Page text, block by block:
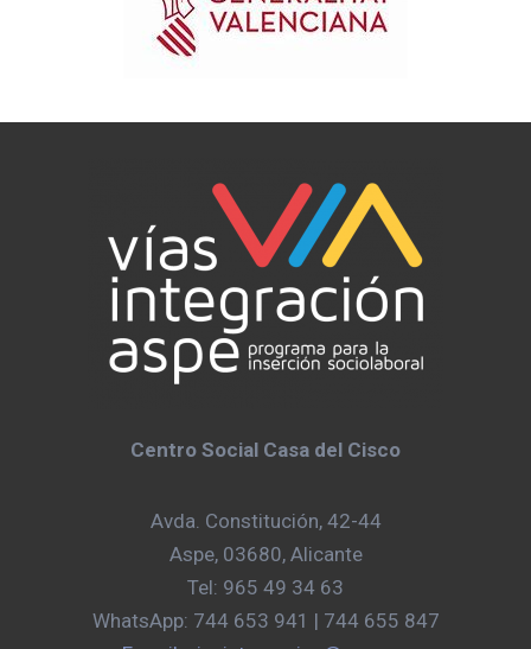
Centro Social Casa del Cisco
Avda. Constitución, 42-44
Aspe, 03680, Alicante
Tel: 965 49 34 63
WhatsApp: 744 653 941 | 744 655 847